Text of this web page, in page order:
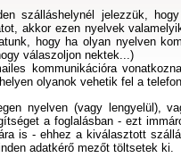
szálláshelynél jelezzük,
akkor ezen nyelvek
hogy ha olyan nyelven
válaszoljon nektek...)
kommunikációra
olyanok vehetik fel a
nyelven (vagy lengyelül),
a foglalásban - ezt
is - ehhez a kiválasztott
adatkérő mezőt töltsetek ki.